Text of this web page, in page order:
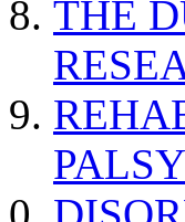
THE
PALSY